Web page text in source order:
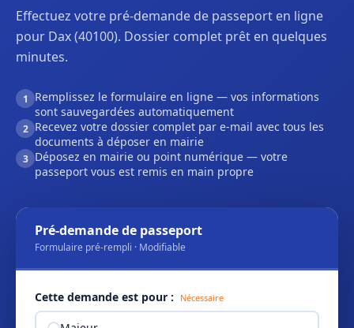
Effectuez votre pré-demande de passeport en ligne
pour Dax (40100). Dossier complet prêt en quelques
minutes.
1
Remplissez le formulaire en ligne — vos informations
sont sauvegardées automatiquement
2 Recevez votre dossier complet par e-mail avec tous les
documents à déposer en mairie
3 Déposez en mairie ou point numérique — votre
passeport vous est remis en main propre
Pré-demande de passeport
Formulaire pré-rempli · Modifiable
Cette demande est pour : Nécessaire